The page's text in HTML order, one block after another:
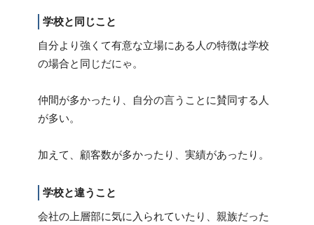
学校と同じこと
自分より強くて有意な立場にある人の特徴は学校
の場合と同じだにゃ。
仲間が多かったり、自分の言うことに賛同する人
が多い。
加えて、顧客数が多かったり、実績があったり。
学校と違うこと
会社の上層部に気に入られていたり、親族だった